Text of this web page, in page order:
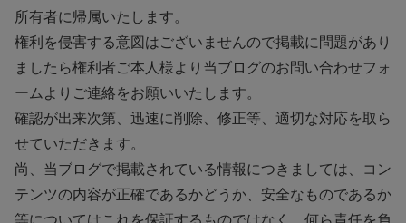
所有者に帰属いたします。
権利を侵害する意図はございませんので掲載に問題があり
ましたら権利者ご本人様より当ブログのお問い合わせフォ
ームよりご連絡をお願いいたします。
確認が出来次第、迅速に削除、修正等、適切な対応を取ら
せていただきます。
尚、当ブログで掲載されている情報につきましては、コン
テンツの内容が正確であるかどうか、安全なものであるか
等についてはこれを保証するものではなく、何ら責任を負